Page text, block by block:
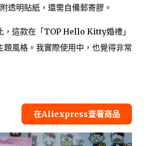
透明貼紙，還需自備郵寄膠。
，這款在「TOP Hello Kitty婚禮」
題風格。我實際使用中，也覺得非常
在Aliexpress查看商品